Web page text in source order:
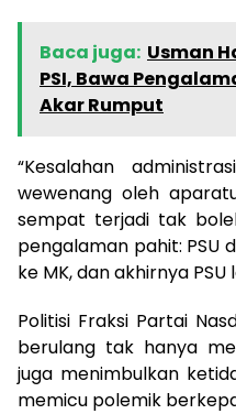
Baca juga: Usman
PSI, Bawa
Akar Rumput
“Kesalahan
wewenang oleh
sempat terjadi tak
pengalaman pahit: PSU
ke MK, dan akhirnya PSU
Politisi Fraksi Partai
berulang tak hanya
juga menimbulkan
memicu polemik